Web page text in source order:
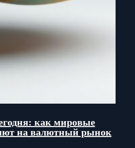
как мировые
на валютный рынок